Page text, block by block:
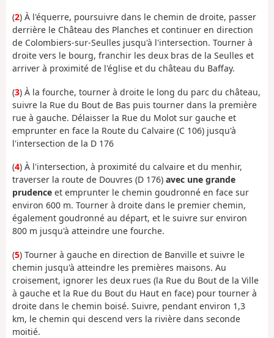
(2) À l'équerre, poursuivre dans le chemin de droite, passer
derrière le Château des Planches et continuer en direction
de Colombiers-sur-Seulles jusqu'à l'intersection. Tourner à
droite vers le bourg, franchir les deux bras de la Seulles et
arriver à proximité de l'église et du château du Baffay.
(3) À la fourche, tourner à droite le long du parc du château,
suivre la Rue du Bout de Bas puis tourner dans la première
rue à gauche. Délaisser la Rue du Molot sur gauche et
emprunter en face la Route du Calvaire (C 106) jusqu'à
l'intersection de la D 176
(4) À l'intersection, à proximité du calvaire et du menhir,
traverser la route de Douvres (D 176) avec une grande
prudence et emprunter le chemin goudronné en face sur
environ 600 m. Tourner à droite dans le premier chemin,
également goudronné au départ, et le suivre sur environ
800 m jusqu'à atteindre une fourche.
(5) Tourner à gauche en direction de Banville et suivre le
chemin jusqu'à atteindre les premières maisons. Au
croisement, ignorer les deux rues (la Rue du Bout de la Ville
à gauche et la Rue du Bout du Haut en face) pour tourner à
droite dans le chemin boisé. Suivre, pendant environ 1,3
km, le chemin qui descend vers la rivière dans seconde
moitié.